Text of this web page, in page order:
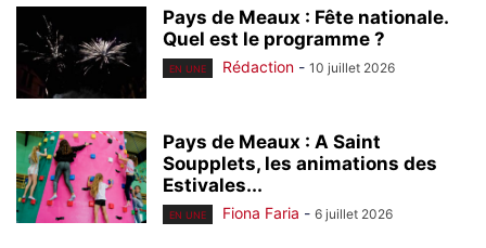
Pays de Meaux : Fête nationale.
Quel est le programme ?
EN UNE Rédaction - 10 juillet 2026
Pays de Meaux : A Saint
Soupplets, les animations des
Estivales...
EN UNE Fiona Faria - 6 juillet 2026